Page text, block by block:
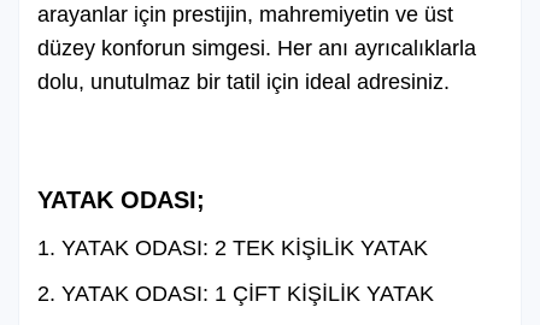
arayanlar için prestijin, mahremiyetin ve üst
düzey konforun simgesi. Her anı ayrıcalıklarla
dolu, unutulmaz bir tatil için ideal adresiniz.
YATAK ODASI;
1. YATAK ODASI: 2 TEK KİŞİLİK YATAK
2. YATAK ODASI: 1 ÇİFT KİŞİLİK YATAK